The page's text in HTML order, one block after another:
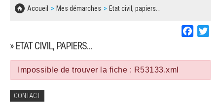
Accueil Mes démarches Etat civil, papiers…
» ETAT CIVIL, PAPIERS…
Impossible de trouver la fiche : R53133.xml
CONTACT
CONCERTATIONS PUBLIQUES
SOLIDARITÉ, LOGEMENT
EMPLOI
URBANISME
BESOIN D'UNE AIDE ?
LES ASSOCIATIONS
MARCHÉS PUBLICS
SUR LES RISQUES MAJEURS
REGLEMENT LOCAL DE PUBLICITÉ